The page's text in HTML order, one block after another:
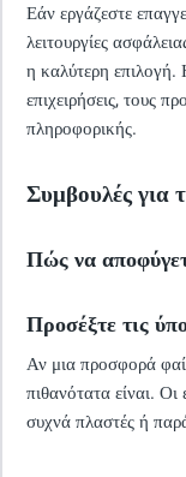
Εάν εργάζεστε
λειτουργίες
η καλύτερη επιλογή.
επιχειρήσεις, τους
πληροφορικής.
Συμβουλές για
Πώς να
Προσέξτε τις
Αν μια προσφορά
πιθανότατα είναι.
συχνά πλαστές ή